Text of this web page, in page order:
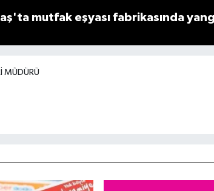
mutfak eşyası fabrikasında
MÜDÜRÜ